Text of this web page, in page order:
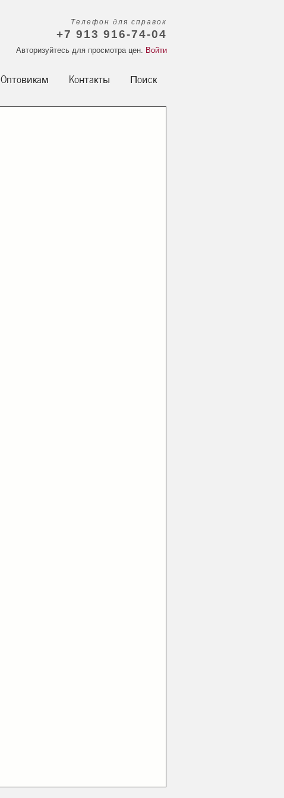
Оптовикам Контакты Поиск
Телефон для справок
+7 913 916-74-04
Авторизуйтесь для просмотра цен. Войти